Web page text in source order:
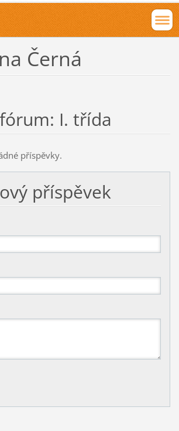
Černá
I. třída
příspěvky.
příspěvek